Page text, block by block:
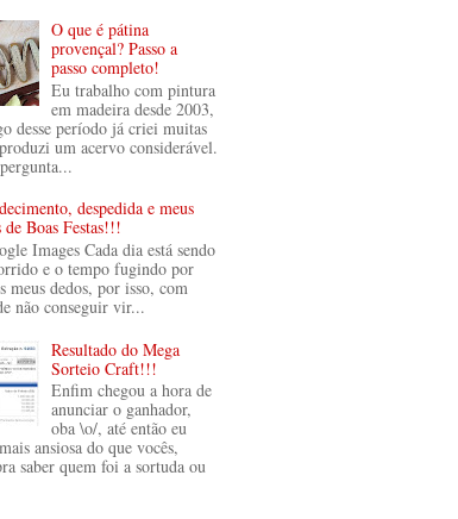
O que é pátina
provençal? Passo a
passo completo!
Eu trabalho com pintura
em madeira desde 2003,
desse período já criei muitas
um acervo considerável.
despedida e meus
de Boas Festas!!!
Images Cada dia está sendo
e o tempo fugindo por
meus dedos, por isso, com
não conseguir vir...
Resultado do Mega
Sorteio Craft!!!
Enfim chegou a hora de
anunciar o ganhador,
oba \o/, até então eu
ansiosa do que vocês,
saber quem foi a sortuda ou